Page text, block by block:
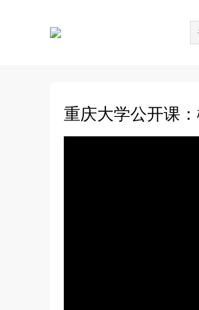
重庆大学公开课